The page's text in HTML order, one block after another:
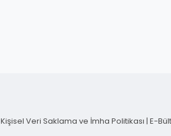
Kişisel Veri Saklama ve İmha Politikası | E-